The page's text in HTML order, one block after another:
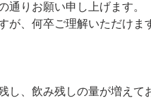
通りお願い申し上げます。
が、何卒ご理解いただけま
し、飲み残しの量が増えて